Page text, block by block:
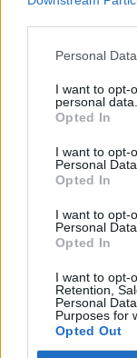
Personal
I want to opt-
personal data.
Opted In
I want to opt-
Personal Data.
Opted In
I want to opt-
Personal
Opted In
I want to opt-
Retention,
Personal
Purposes for
Opted Out
ĢIMENES VEIDOŠANA
"Topošo vecāku
māmiņas;